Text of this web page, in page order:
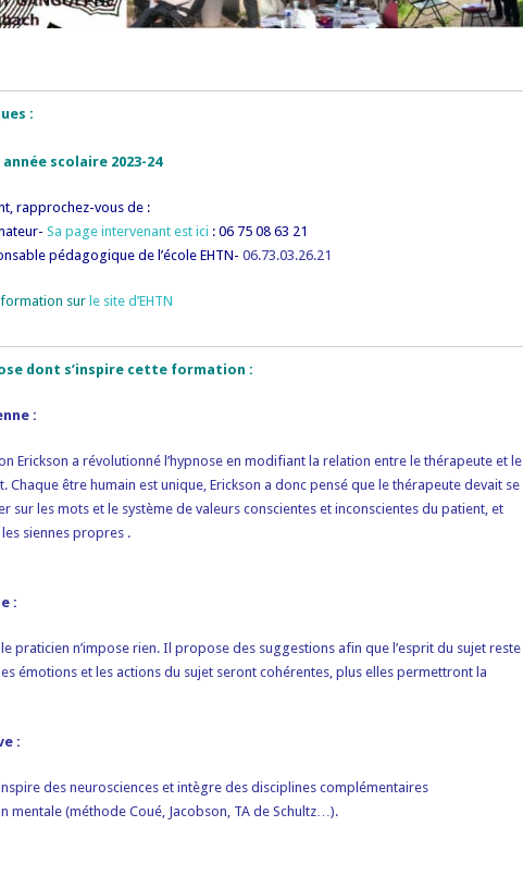
:
scolaire 2023-24
rapprochez-vous de :
Sa page intervenant est ici : 06 75 08 63 21
pédagogique de l’école EHTN- 06.73.03.26.21
sur le site d’EHTN
dont s’inspire cette formation :
:
Erickson a révolutionné l’hypnose en modifiant la relation entre le thérapeute et le
Chaque être humain est unique, Erickson a donc pensé que le thérapeute devait se
sur les mots et le système de valeurs conscientes et inconscientes du patient, et
siennes propres .
:
praticien n’impose rien. Il propose des suggestions afin que l’esprit du sujet reste
émotions et les actions du sujet seront cohérentes, plus elles permettront la
:
des neurosciences et intègre des disciplines complémentaires
mentale (méthode Coué, Jacobson, TA de Schultz…).